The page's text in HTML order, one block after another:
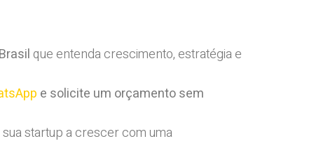
que entenda crescimento, estratégia e
e solicite um orçamento sem
startup a crescer com uma